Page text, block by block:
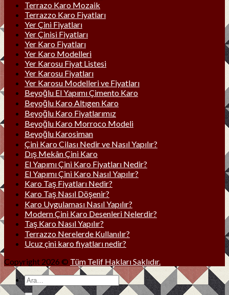
Terrazo Karo Mozaik
Terrazzo Karo Fiyatları
Yer Çini Fiyatları
Yer Çinisi Fiyatları
Yer Karo Fiyatları
Yer Karo Modelleri
Yer Karosu Fiyat Listesi
Yer Karosu Fiyatları
Yer Karosu Modelleri ve Fiyatları
Beyoğlu El Yapımı Çimento Karo
Beyoğlu Karo Altıgen Karo
Beyoğlu Karo Fiyatlarımız
Beyoğlu Karo Morroco Modeli
Beyoğlu Karosiman
Çini Karo Cilası Nedir ve Nasıl Yapılır?
Dış Mekân Çini Karo
El Yapımı Çini Karo Fiyatları Nedir?
El Yapımı Çini Karo Nasıl Yapılır?
Karo Taş Fiyatları Nedir?
Karo Taş Nasıl Döşenir?
Karo Uygulaması Nasıl Yapılır?
Modern Çini Karo Desenleri Nelerdir?
Taş Karo Nasıl Yapılır?
Terrazzo Nerelerde Kullanılır?
Ucuz çini karo fiyatları nedir?
Copyright 2026 © Tüm Telif Hakları Saklıdır.